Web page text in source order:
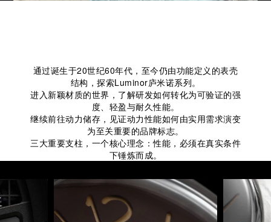
通过诞生于20世纪60年代，至今仍由功能定义的表壳
结构，探索Luminor庐米诺系列。
进入新颖材质的世界，了解研发如何转化为可验证的强
度、轻盈与耐久性能。
继续前往动力储存，见证动力性能如何由实用需求演变
为至关重要的品牌标志。
三大重要支柱，一个核心理念：性能，必须在真实条件
下锤炼而成。